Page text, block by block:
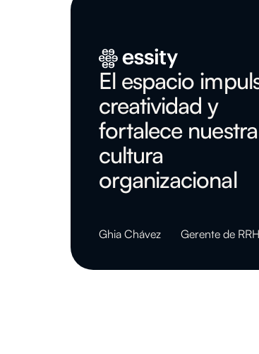
El espacio
creatividad y
fortalece nuestra
cultura
organizacional
Ghia Chávez Gerente de